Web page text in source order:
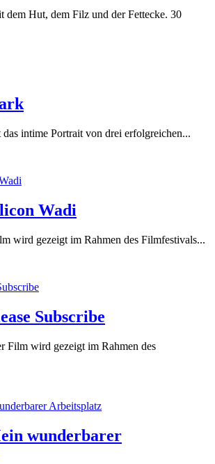
dem Hut, dem Filz und der Fettecke. 30
intime Portrait von drei erfolgreichen...
Wadi
wird gezeigt im Rahmen des Filmfestivals...
Subscribe
Film wird gezeigt im Rahmen des
wunderbarer